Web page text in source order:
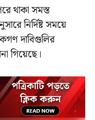
থাকা সমস্ত
নির্দিষ্ট সময়ে
দাবিগুলির
গিয়েছে।